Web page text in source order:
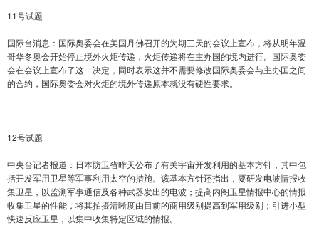
11号试题
国际台消息：国际奥委会在美国丹佛召开的为期三天的会议上宣布，将从明年温
哥华冬奥会开始停止境外火炬传递，火炬传递将在主办国的境内进行。国际奥委
会在会议上宣布了这一决定，同时表示这并不需要修改国际奥委会与主办国之间
的合约，国际奥委会对火炬的境外传递原本就没有硬性要求。
12号试题
中央台记者报道：日本防卫省昨天公布了有关宇宙开发利用的基本方针，其中包
括开发军用卫星等军事利用太空的措施。该基本方针还指出，要研发电波情报收
集卫星，以监测军事通信及各种武器发出的电波；提高内阁卫星情报中心的情报
收集卫星的性能，将其拍摄清晰度由目前的商用级别提高到军用级别；引进小型
快速反应卫星，以集中收集特定区域的情报。